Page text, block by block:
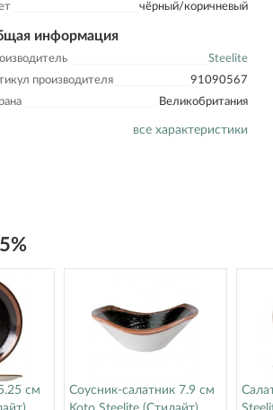
чёрный/коричневый
информация
Steelite
производителя
91090567
Великобритания
все характеристики
см
Соусник-салатник 7.9 см